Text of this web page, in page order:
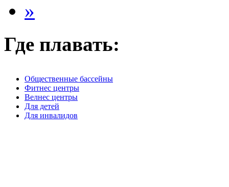
»
Где плавать:
Общественные бассейны
Фитнес центры
Велнес центры
Для детей
Для инвалидов